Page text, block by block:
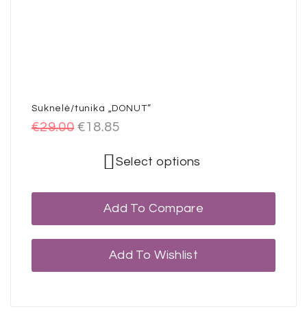
Suknelė/tunika „DONUT”
€29.00 €18.85
Select options
Add To Compare
Add To Wishlist